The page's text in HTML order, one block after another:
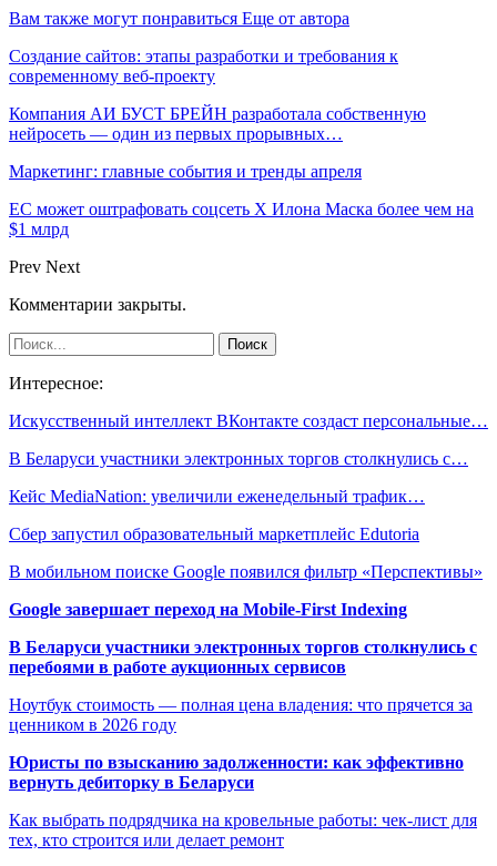
Вам также могут понравиться Еще от автора
Создание сайтов: этапы разработки и требования к
современному веб-проекту
Компания АИ БУСТ БРЕЙН разработала собственную
нейросеть — один из первых прорывных…
Маркетинг: главные события и тренды апреля
ЕС может оштрафовать соцсеть X Илона Маска более чем на
$1 млрд
Prev Next
Комментарии закрыты.
Интересное:
Искусственный интеллект ВКонтакте создаст персональные…
В Беларуси участники электронных торгов столкнулись с…
Кейс MediaNation: увеличили еженедельный трафик…
Сбер запустил образовательный маркетплейс Edutoria
В мобильном поиске Google появился фильтр «Перспективы»
Google завершает переход на Mobile-First Indexing
В Беларуси участники электронных торгов столкнулись с
перебоями в работе аукционных сервисов
Ноутбук стоимость — полная цена владения: что прячется за
ценником в 2026 году
Юристы по взысканию задолженности: как эффективно
вернуть дебиторку в Беларуси
Как выбрать подрядчика на кровельные работы: чек-лист для
тех, кто строится или делает ремонт